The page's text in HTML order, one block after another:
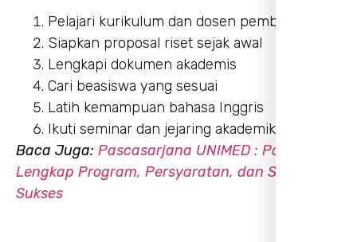
Pelajari kurikulum dan dosen pembimbing
Siapkan proposal riset sejak awal
Lengkapi dokumen akademis
Cari beasiswa yang sesuai
Latih kemampuan bahasa Inggris
Ikuti seminar dan jejaring akademik
Baca Juga: Pascasarjana UNIMED : Panduan
Lengkap Program, Persyaratan, dan Strategi
Sukses